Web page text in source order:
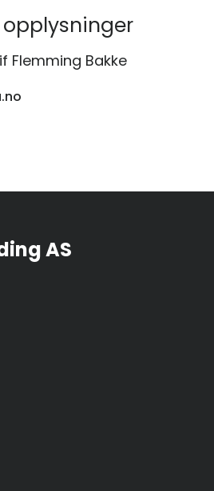
Flemming Bakke
AS